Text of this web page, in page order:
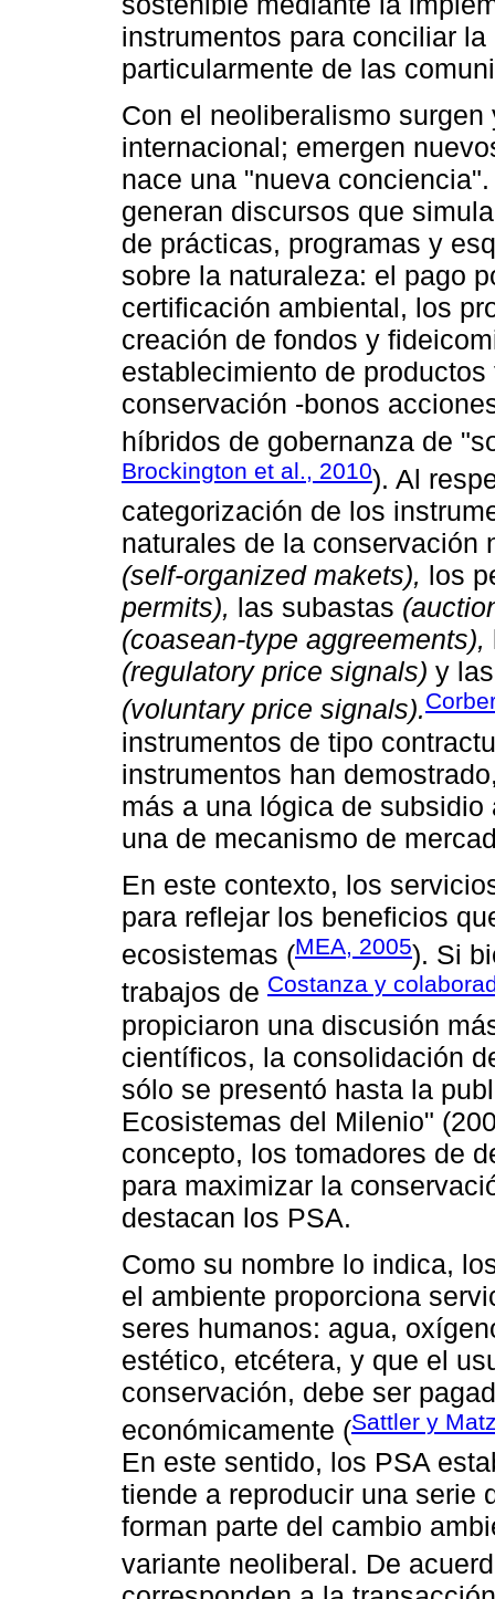
instrumentos para conciliar
particularmente de las
Con el neoliberalismo
internacional; emergen
nace una "nueva
generan discursos que
de prácticas, programas y
sobre la naturaleza: el pago
certificación ambiental, los
creación de fondos y
establecimiento de
conservación -bonos
híbridos de gobernanza de
Brockington et al., 2010). Al
categorización de los
naturales de la conservación
(self-organized makets), los
permits), las subastas
(coasean-type aggreements),
(regulatory price signals) y
(voluntary price signals).
instrumentos de tipo
instrumentos han
más a una lógica de
una de mecanismo de
En este contexto, los
para reflejar los beneficios
ecosistemas (MEA, 2005). Si
trabajos de Costanza y
propiciaron una discusión
científicos, la consolidación
sólo se presentó hasta la
Ecosistemas del Milenio"
concepto, los tomadores de
para maximizar la
destacan los PSA.
Como su nombre lo indica,
el ambiente proporciona
seres humanos: agua,
estético, etcétera, y que el
conservación, debe ser
económicamente (Sattler y
En este sentido, los PSA
tiende a reproducir una serie
forman parte del cambio
variante neoliberal. De